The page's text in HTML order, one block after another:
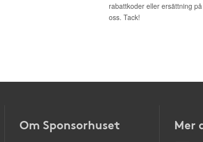
rabattkoder eller ersättning
oss. Tack!
Om Sponsorhuset Mer